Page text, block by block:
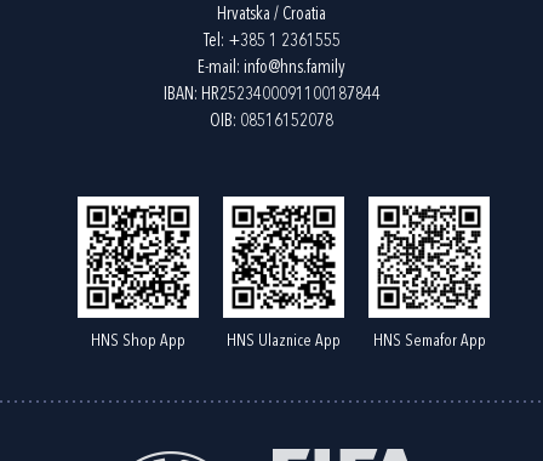
Hrvatska / Croatia
Tel: +385 1 2361555
E-mail: info@hns.family
IBAN: HR2523400091100187844
OIB: 08516152078
HNS Shop App HNS Ulaznice App HNS Semafor App